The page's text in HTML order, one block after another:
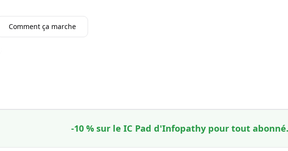
Comment ça marche
-10 % sur le IC Pad d'Infopathy pour tout abonné.